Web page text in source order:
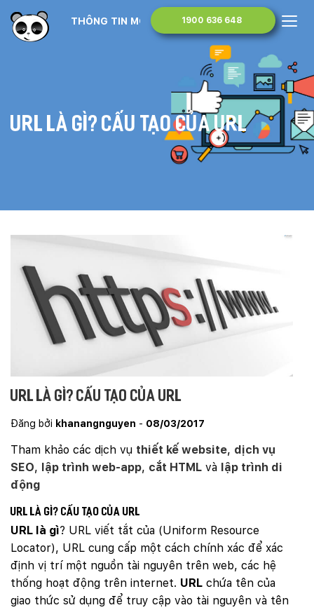
1900 636 648
THÔNG TIN MONA MEDIA
URL là gì? Cấu tạo của URL
URL là gì? Cấu tạo của URL
Đăng bởi khanangnguyen - 08/03/2017
Tham khảo các dịch vụ thiết kế website, dịch vụ
SEO, lập trình web-app, cắt HTML và lập trình di
động
URL là gì? Cấu tạo của URL
URL là gì? URL viết tắt của (Uniform Resource
Locator), URL cung cấp một cách chính xác để xác
định vị trí một nguồn tài nguyên trên web, các hệ
thống hoạt động trên internet. URL chứa tên của
giao thức sử dụng để truy cập vào tài nguyên và tên